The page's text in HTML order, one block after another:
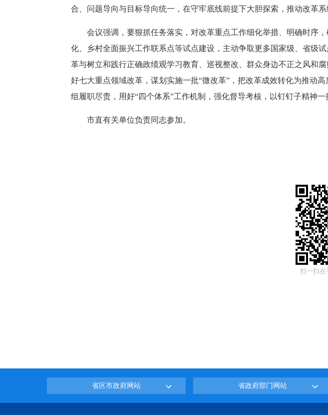
合、问题导向与目标导向统一，在守牢底线前提下大胆探索，推动改革系
会议强调，要狠抓任务落实，对改革重点工作细化举措、明确时序
化、
乡村全面振兴工作联系点等试点建设， 主动争取更多国家级、省级
革与树立和践行正确政绩观学习教育、巡视整改、群众身边不正之风和
好七大重点领域改革，谋划实施一批“微改革”，把改革成效转化为推动
组履职尽责，用好“四个体系”工作机制，强化督导考核，以钉钉子精神
市直有关单位负责同志参加。
扫一扫在
省区市政府网站 省政府部门网站